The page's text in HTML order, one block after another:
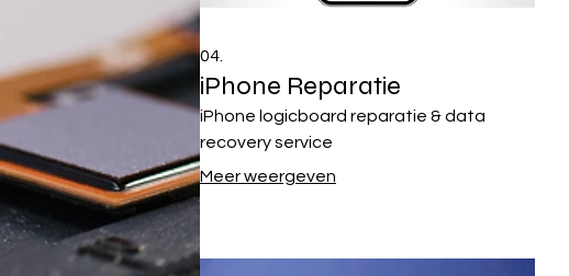
04.
iPhone Reparatie
iPhone logicboard reparatie & data
recovery service
Meer weergeven